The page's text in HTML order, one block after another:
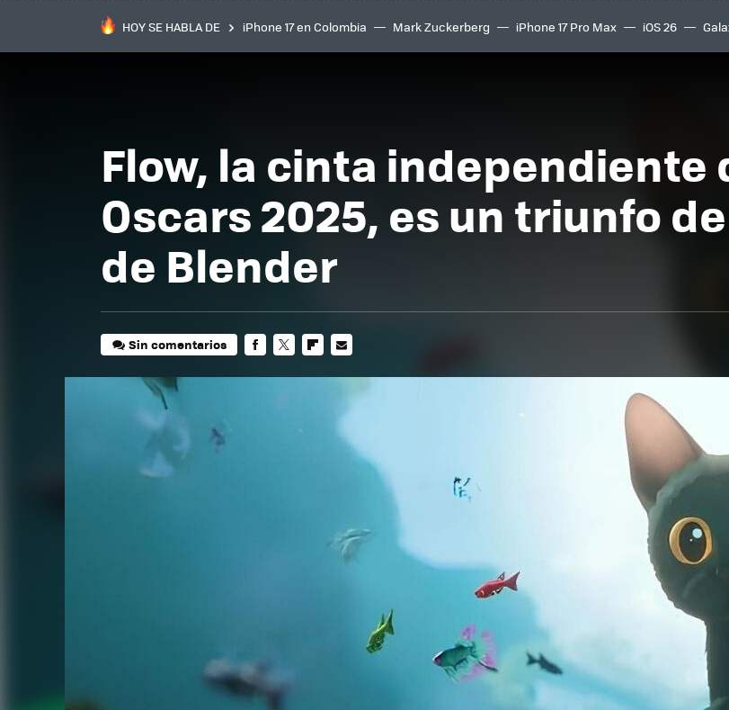
HOY SE HABLA DE iPhone 17 en Colombia Mark Zuckerberg iPhone 17 Pro Max iOS 26
inteligente
IA TCL C8K
Flow, la cinta independiente
Oscars 2025, es un triunfo
de Blender
Sin comentarios